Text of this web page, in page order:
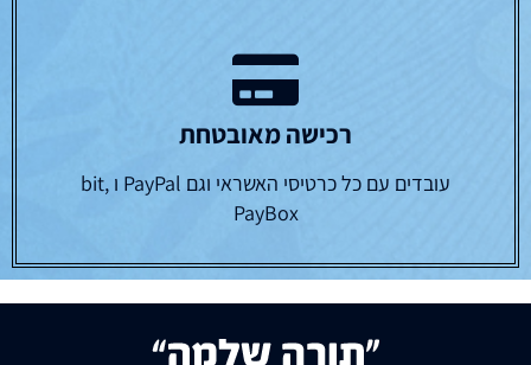
רכישה מאובטחת
עובדים עם כל כרטיסי האשראי וגם PayPal ו bit,
PayBox